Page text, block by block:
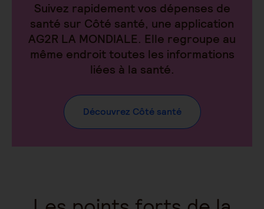
Suivez rapidement vos dépenses de
santé sur Côté santé, une application
AG2R LA MONDIALE. Elle regroupe au
même endroit toutes les informations
liées à la santé.
Découvrez Côté santé